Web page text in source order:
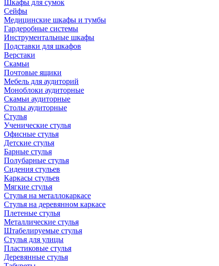
Шкафы для сумок
Сейфы
Медицинские шкафы и тумбы
Гардеробные системы
Инструментальные шкафы
Подставки для шкафов
Верстаки
Скамьи
Почтовые ящики
Мебель для аудиторий
Моноблоки аудиторные
Скамьи аудиторные
Столы аудиторные
Стулья
Ученические стулья
Офисные стулья
Детские стулья
Барные стулья
Полубарные стулья
Сидения стульев
Каркасы стульев
Мягкие стулья
Стулья на металлокаркасе
Стулья на деревянном каркасе
Плетеные стулья
Металлические стулья
Штабелируемые стулья
Стулья для улицы
Пластиковые стулья
Деревянные стулья